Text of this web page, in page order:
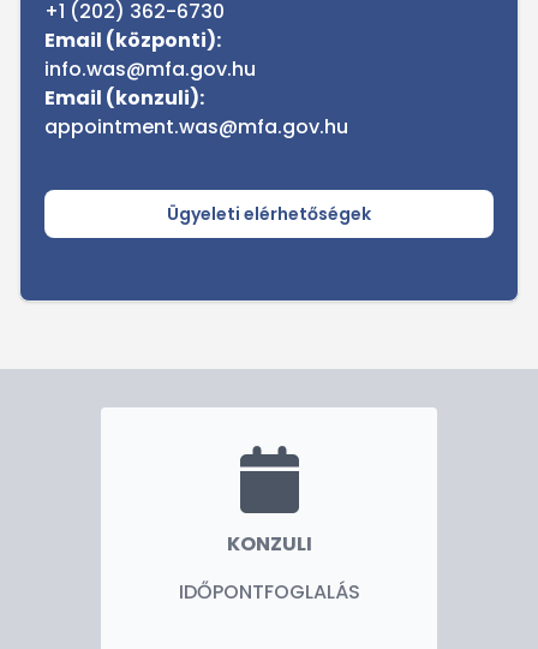
+1 (202) 362-6730
Email (központi):
info.was@mfa.gov.hu
Email (konzuli):
appointment.was@mfa.gov.hu
Ügyeleti elérhetőségek
KONZULI
IDŐPONTFOGLALÁS